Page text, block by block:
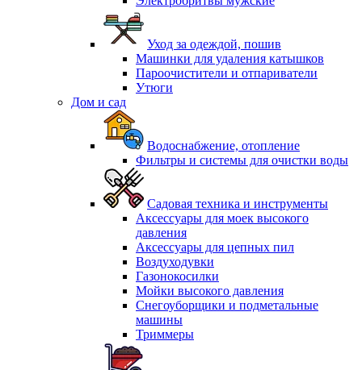
Уход за одеждой, пошив
Машинки для удаления катышков
Пароочистители и отпариватели
Утюги
Дом и сад
Водоснабжение, отопление
Фильтры и системы для очистки воды
Садовая техника и инструменты
Аксессуары для моек высокого
давления
Аксессуары для цепных пил
Воздуходувки
Газонокосилки
Мойки высокого давления
Снегоуборщики и подметальные
машины
Триммеры